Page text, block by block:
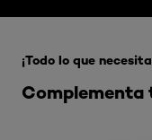
¡Todo lo que